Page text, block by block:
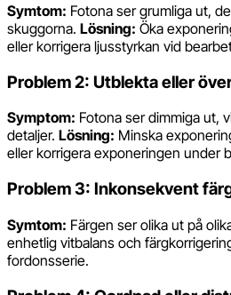
Symtom: Fotona ser grumliga ut,
skuggorna. Lösning: Öka
eller korrigera ljusstyrkan vid
Problem 2: Utblekta eller
Symptom: Fotona ser dimmiga ut,
detaljer. Lösning: Minska
eller korrigera exponeringen under
Problem 3: Inkonsekvent
Symtom: Färgen ser olika ut på
enhetlig vitbalans och
fordonsserie.